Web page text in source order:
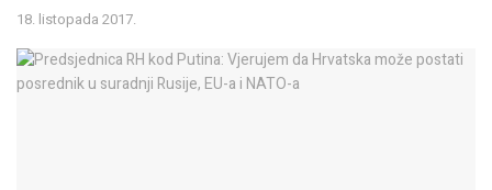
18. listopada 2017.